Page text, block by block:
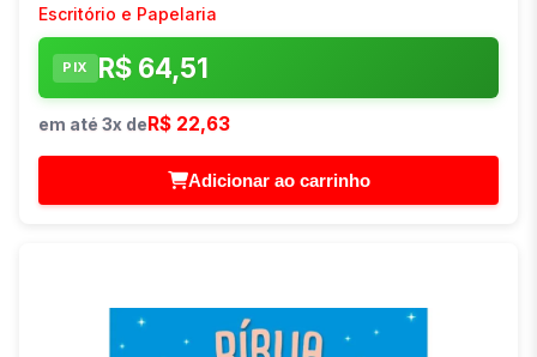
Escritório e Papelaria
PIX R$ 64,51
em até 3x de R$ 22,63
Adicionar ao carrinho